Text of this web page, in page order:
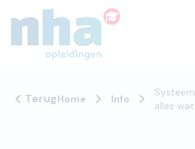
TerugHome Info
alles